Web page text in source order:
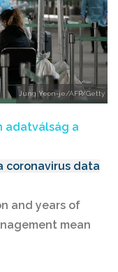
Jung Yeon-je/AFP/Getty
adatválság a
coronavirus data
and years of
mean